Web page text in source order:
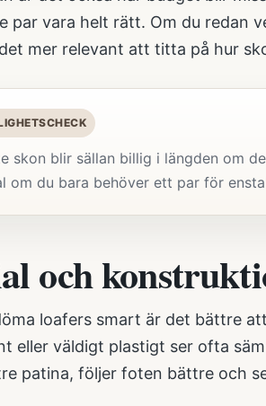
par vara helt rätt. Om du redan
mer relevant att titta på hur
skon blir sällan billig i längden om
om du bara behöver ett par för
och
loafers smart är det bättre
eller väldigt plastigt ser ofta
patina, följer foten bättre och